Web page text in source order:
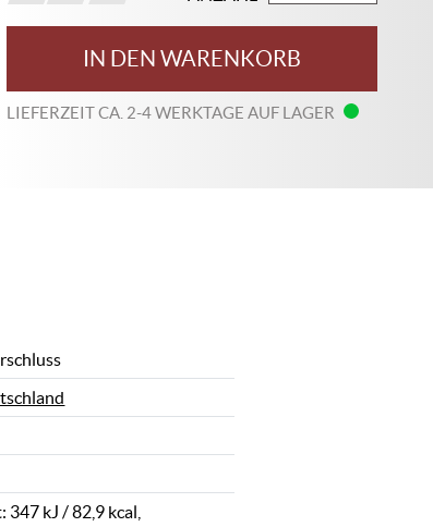
IN DEN WARENKORB
LIEFERZEIT CA. 2-4 WERKTAGE AUF LAGER
347 kJ / 82,9 kcal,